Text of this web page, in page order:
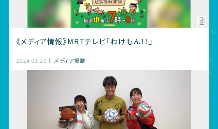
《メディア情報》MRTテレビ「わけもん！！」
2024.03.20 メディア掲載